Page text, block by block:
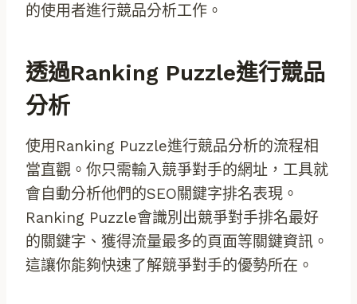
的使用者進行競品分析工作。
透過Ranking Puzzle進行競品
分析
使用Ranking Puzzle進行競品分析的流程相
當直觀。你只需輸入競爭對手的網址，工具就
會自動分析他們的SEO關鍵字排名表現。
Ranking Puzzle會識別出競爭對手排名最好
的關鍵字、獲得流量最多的頁面等關鍵資訊。
這讓你能夠快速了解競爭對手的優勢所在。